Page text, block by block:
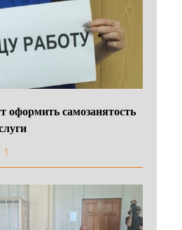
оформить самозанятость
1